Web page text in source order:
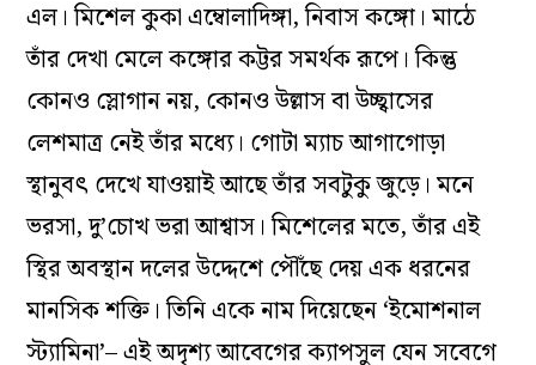
এল। মিশেল কুকা এম্বোলাদিঙ্গা, নিবাস কঙ্গো। মাঠে
তাঁর দেখা মেলে কঙ্গোর কট্টর সমর্থক রূপে। কিন্তু
কোনও স্লোগান নয়, কোনও উল্লাস বা উচ্ছ্বাসের
লেশমাত্র নেই তাঁর মধ্যে। গোটা ম্যাচ আগাগোড়া
স্থানুবৎ দেখে যাওয়াই আছে তাঁর সবটুকু জুড়ে। মনে
ভরসা, দু’চোখ ভরা আশ্বাস। মিশেলের মতে, তাঁর এই
স্থির অবস্থান দলের উদ্দেশে পৌঁছে দেয় এক ধরনের
মানসিক শক্তি। তিনি একে নাম দিয়েছেন ‘ইমোশনাল
স্ট্যামিনা’– এই অদৃশ্য আবেগের ক্যাপসুল যেন সবেগে